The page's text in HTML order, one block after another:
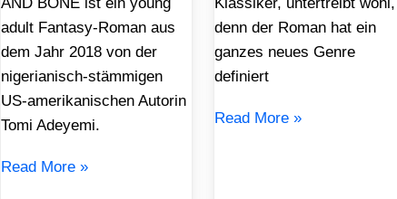
AND BONE ist ein young
adult Fantasy-Roman aus
dem Jahr 2018 von der
nigerianisch-stämmigen
US-amerikanischen Autorin
Tomi Adeyemi.
Read More »
Klassiker, untertreibt wohl,
denn der Roman hat ein
ganzes neues Genre
definiert
Read More »